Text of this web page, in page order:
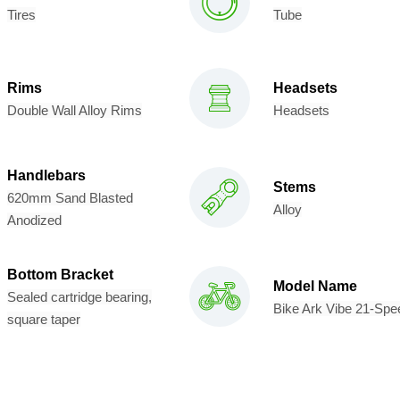
Tires
Tube
Rims
Double Wall Alloy Rims
Headsets
Headsets
Handlebars
620mm Sand Blasted
Anodized
Stems
Alloy
Bottom Bracket
Sealed cartridge bearing,
square taper
Model Name
Bike Ark Vibe 21-